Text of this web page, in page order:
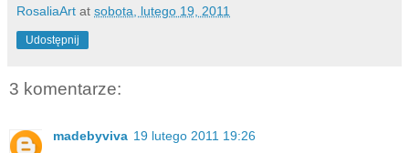
RosaliaArt at sobota, lutego 19, 2011
Udostępnij
3 komentarze:
madebyviva 19 lutego 2011 19:26